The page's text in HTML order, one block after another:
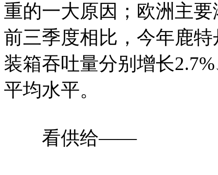
重的一大原因；欧洲主
前三季度相比，今年鹿
装箱吞吐量分别增长
平均水平。
看供给——